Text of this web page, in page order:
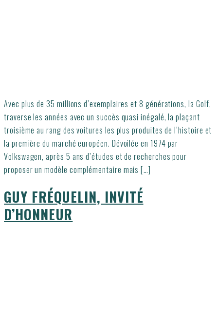
Avec plus de 35 millions d’exemplaires et 8 générations, la Golf,
traverse les années avec un succès quasi inégalé, la plaçant
troisième au rang des voitures les plus produites de l’histoire et
la première du marché européen. Dévoilée en 1974 par
Volkswagen, après 5 ans d’études et de recherches pour
proposer un modèle complémentaire mais […]
GUY FRÉQUELIN, INVITÉ
D’HONNEUR